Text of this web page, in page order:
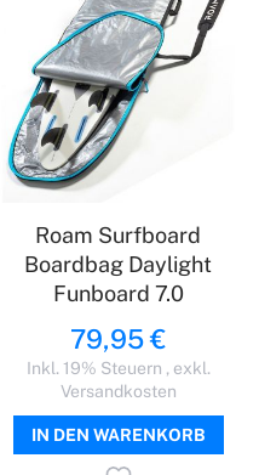
Roam Surfboard
Boardbag Daylight
Funboard 7.0
79,95 €
Inkl. 19% Steuern , exkl.
Versandkosten
IN DEN WARENKORB